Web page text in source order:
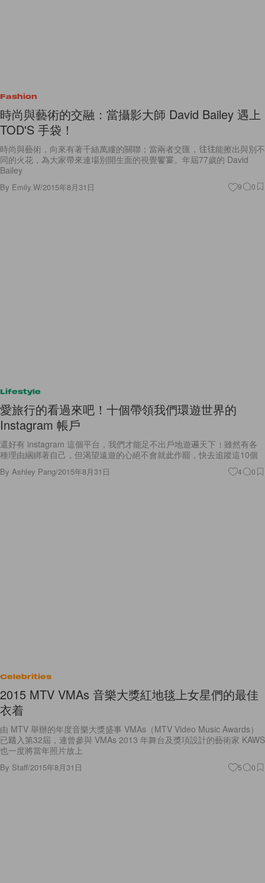
Fashion
時尚與藝術的交融：當攝影大師 David Bailey 遇上
TOD'S 手袋！
時尚與藝術，向來有著千絲萬縷的關聯；當兩者交匯，往往能擦出與別不
同的火花，為大家帶來連場別開生面的視覺饗宴。年屆77歲的 David
Bailey
By Emily.W/2015年8月31日 9 0
Lifestyle
愛旅行的看過來吧！十個帶領我們環遊世界的
Instagram 帳戶
還好有 instagram 這個平台，我們才能足不出戶地遊遍天下﹗雖然有各
種理由綑綁著自己，但渴望遠遊的心絕不會就此作罷，快去追蹤這10個
By Ashley Pang/2015年8月31日 4 0
Celebrities
2015 MTV VMAs 音樂大獎紅地毯上女星們的最佳
衣着
由 MTV 舉辦的年度音樂大獎盛事 VMAs（MTV Video Music Awards）
已踏入第32屆，連曾參與 VMAs 2013 年舞台及獎項設計的藝術家 KAWS
也一度將當年照片放上
By Staff/2015年8月31日 5 0